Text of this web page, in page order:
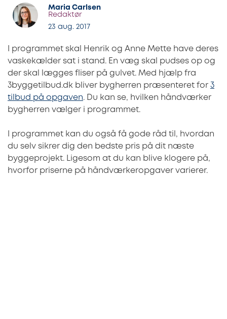
Maria Carlsen
Redaktør
23 aug. 2017
I programmet skal Henrik og Anne Mette have deres
vaskekælder sat i stand. En væg skal pudses op og
der skal lægges fliser på gulvet. Med hjælp fra
3byggetilbud.dk bliver bygherren præsenteret for 3
tilbud på opgaven. Du kan se, hvilken håndværker
bygherren vælger i programmet.
I programmet kan du også få gode råd til, hvordan
du selv sikrer dig den bedste pris på dit næste
byggeprojekt. Ligesom at du kan blive klogere på,
hvorfor priserne på håndværkeropgaver varierer.